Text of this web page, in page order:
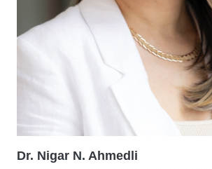
Dr. Nigar N. Ahmedli